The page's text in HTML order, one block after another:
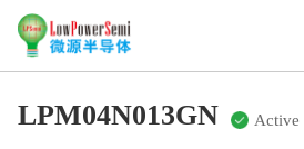
LPM04N013GN Active